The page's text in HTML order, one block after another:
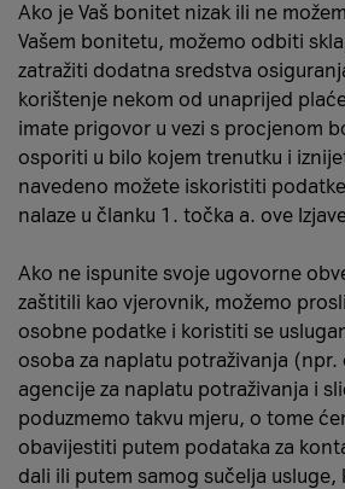
Ako je Vaš bonitet nizak ili ne
Vašem bonitetu, možemo odbiti
zatražiti dodatna sredstva
korištenje nekom od unaprijed
imate prigovor u vezi s procjenom
osporiti u bilo kojem trenutku i
navedeno možete iskoristiti
nalaze u članku 1. točka a. ove
Ako ne ispunite svoje ugovorne
zaštitili kao vjerovnik, možemo
osobne podatke i koristiti se
osoba za naplatu potraživanja
agencije za naplatu potraživanja i
poduzmemo takvu mjeru, o tome
obavijestiti putem podataka za
dali ili putem samog sučelja usluge,